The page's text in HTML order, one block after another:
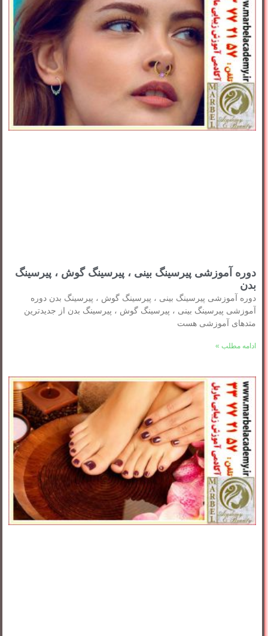
دوره آموزشی پیرسینگ بینی ، پیرسینگ گوش ، پیرسینگ
بدن
دوره آموزشی پیرسینگ بینی ، پیرسینگ گوش ، پیرسینگ بدن دوره
آموزشی پیرسینگ بینی ، پیرسینگ گوش ، پیرسینگ بدن از جدیدترین
متدهای آموزشی هست
ادامه مطلب »